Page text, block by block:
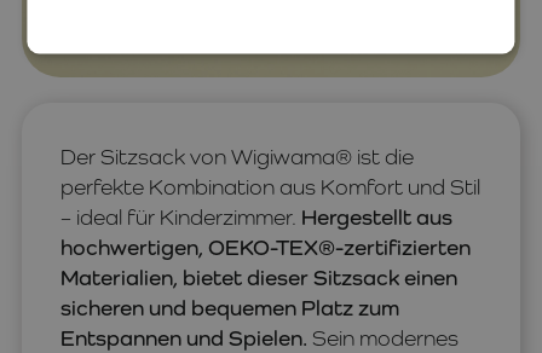
Der Sitzsack von Wigiwama® ist die
perfekte Kombination aus Komfort und Stil
– ideal für Kinderzimmer. Hergestellt aus
hochwertigen, OEKO-TEX®-zertifizierten
Materialien, bietet dieser Sitzsack einen
sicheren und bequemen Platz zum
Entspannen und Spielen. Sein modernes